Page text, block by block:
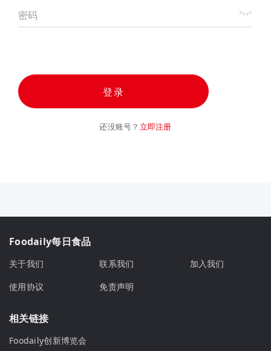
密码
登录
还没账号？ 立即注册
Foodaily每日食品
关于我们 联系我们
加入我们
使用协议
免责声明
相关链接
Foodaily创新博览会